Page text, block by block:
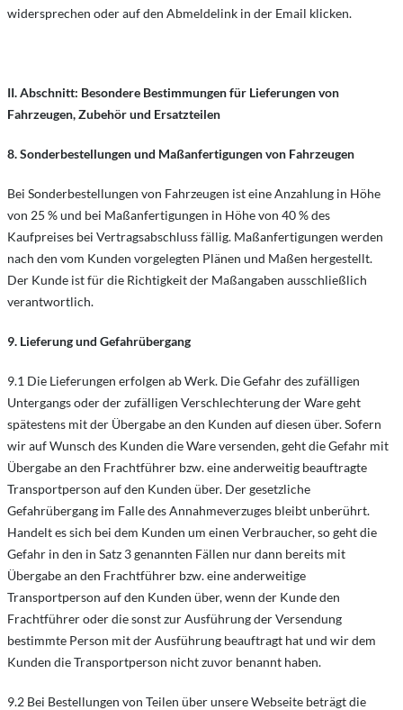
widersprechen oder auf den Abmeldelink in der Email klicken.
II. Abschnitt: Besondere Bestimmungen für Lieferungen von
Fahrzeugen, Zubehör und Ersatzteilen
8. Sonderbestellungen und Maßanfertigungen von Fahrzeugen
Bei Sonderbestellungen von Fahrzeugen ist eine Anzahlung in Höhe
von 25 % und bei Maßanfertigungen in Höhe von 40 % des
Kaufpreises bei Vertragsabschluss fällig. Maßanfertigungen werden
nach den vom Kunden vorgelegten Plänen und Maßen hergestellt.
Der Kunde ist für die Richtigkeit der Maßangaben ausschließlich
verantwortlich.
9. Lieferung und Gefahrübergang
9.1 Die Lieferungen erfolgen ab Werk. Die Gefahr des zufälligen
Untergangs oder der zufälligen Verschlechterung der Ware geht
spätestens mit der Übergabe an den Kunden auf diesen über. Sofern
wir auf Wunsch des Kunden die Ware versenden, geht die Gefahr mit
Übergabe an den Frachtführer bzw. eine anderweitig beauftragte
Transportperson auf den Kunden über. Der gesetzliche
Gefahrübergang im Falle des Annahmeverzuges bleibt unberührt.
Handelt es sich bei dem Kunden um einen Verbraucher, so geht die
Gefahr in den in Satz 3 genannten Fällen nur dann bereits mit
Übergabe an den Frachtführer bzw. eine anderweitige
Transportperson auf den Kunden über, wenn der Kunde den
Frachtführer oder die sonst zur Ausführung der Versendung
bestimmte Person mit der Ausführung beauftragt hat und wir dem
Kunden die Transportperson nicht zuvor benannt haben.
9.2 Bei Bestellungen von Teilen über unsere Webseite beträgt die